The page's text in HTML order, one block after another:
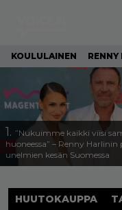
KOULULAINEN RENNY
1. ”Nukuimme kaikki viisi
huoneessa” – Renny Harlinin
unelmien kesän Suomessa
HUUTOKAUPPA